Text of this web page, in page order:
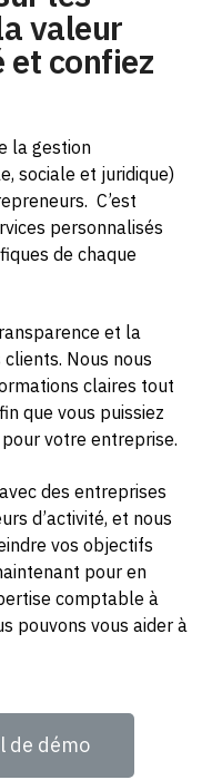
valeur
confiez
la gestion
sociale et juridique)
C’est
personnalisés
de chaque
et la
Nous nous
claires tout
que vous puissiez
votre entreprise.
des entreprises
d’activité, et nous
vos objectifs
pour en
comptable à
pouvons vous aider à
de démo